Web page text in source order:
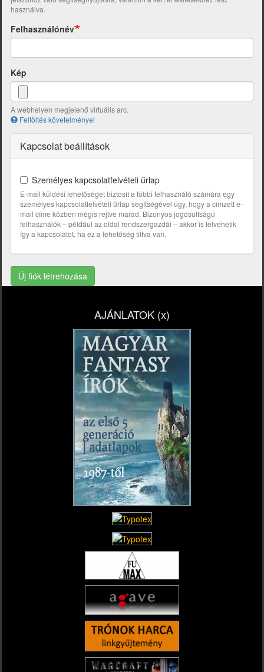
használva.
Felhasználónév
Kép
A webhelyen megjelenő virtuális arc.
Feltöltés követelményei
Kapcsolat beállítások
Személyes kapcsolatfelvételi űrlap
E-mail küldési lehetőséget biztosít a többi felhasználó számára egy
személyes kapcsolatfelvételi űrlap segítségével úgy, hogy a címzett e-
mail címe közben mégis rejtve marad. Bizonyos jogosultságú
felhasználók – például az oldal rendszergazdái – akkor is felvehetik
így a kapcsolatot, ha ez a lehetőség tiltva van.
Új fiók létrehozása
AJÁNLATOK (x)